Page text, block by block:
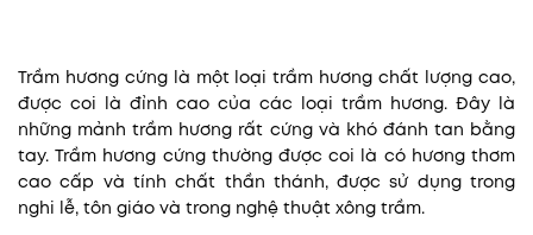
Trầm hương cứng là một loại trầm hương chất lượng cao,
được coi là đỉnh cao của các loại trầm hương. Đây là
những mảnh trầm hương rất cứng và khó đánh tan bằng
tay. Trầm hương cứng thường được coi là có hương thơm
cao cấp và tính chất thần thánh, được sử dụng trong
nghi lễ, tôn giáo và trong nghệ thuật xông trầm.